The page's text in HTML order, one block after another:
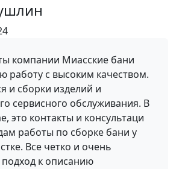
компании Миасские бани
работу с высоким качеством.
и сборки изделий и
сервисного обслуживания. В
это контакты и консультаци
работы по сборке бани у
Все четко и очень
к описанию